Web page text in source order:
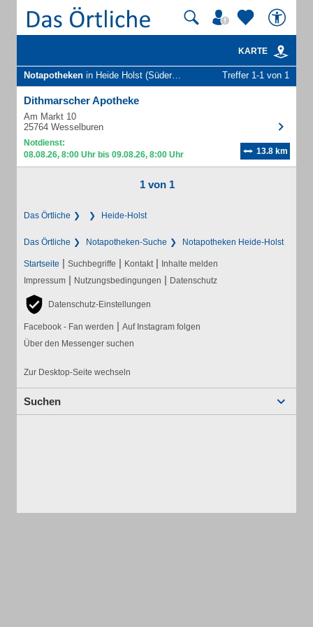
KARTE
Notapotheken in Heide Holst (Süderholm) Treffer 1-1 von 1
Dithmarscher Apotheke
Am Markt 10
25764 Wesselburen
Notdienst:
08.08.26, 8:00 Uhr bis 09.08.26, 8:00 Uhr
13.8 km
1 von 1
Das Örtliche Heide-Holst
Das Örtliche Notapotheken-Suche Notapotheken Heide-Holst
Startseite | Suchbegriffe | Kontakt | Inhalte melden
Impressum | Nutzungsbedingungen | Datenschutz
Datenschutz-Einstellungen
Facebook - Fan werden | Auf Instagram folgen
Über den Messenger suchen
Zur Desktop-Seite wechseln
Suchen